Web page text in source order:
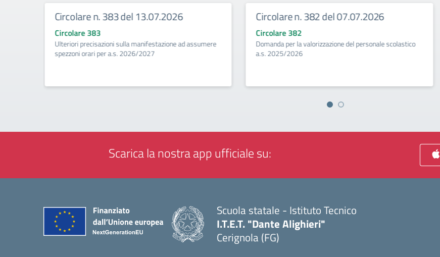
Circolare n. 383 del 13.07.2026
Circolare 383
Ulteriori precisazioni sulla manifestazione ad assumere
spezzoni orari per a.s. 2026/2027
Circolare n. 382 del 07.07.2026
Circolare 382
Domanda per la valorizzazione del personale scolastico
a.s. 2025/2026
Scarica la nostra app ufficiale su:
Scuola statale - Istituto Tecnico
I.T.E.T. "Dante Alighieri"
Cerignola (FG)